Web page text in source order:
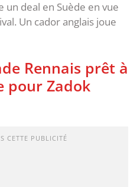
un deal en Suède en vue
Un cador anglais joue
Rennais prêt à
pour Zadok
CETTE PUBLICITÉ